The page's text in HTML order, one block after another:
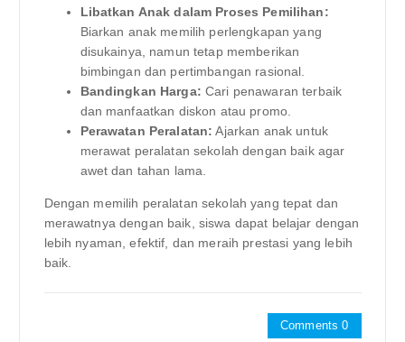
Libatkan Anak dalam Proses Pemilihan:
Biarkan anak memilih perlengkapan yang
disukainya, namun tetap memberikan
bimbingan dan pertimbangan rasional.
Bandingkan Harga: Cari penawaran terbaik
dan manfaatkan diskon atau promo.
Perawatan Peralatan: Ajarkan anak untuk
merawat peralatan sekolah dengan baik agar
awet dan tahan lama.
Dengan memilih peralatan sekolah yang tepat dan
merawatnya dengan baik, siswa dapat belajar dengan
lebih nyaman, efektif, dan meraih prestasi yang lebih
baik.
Comments 0